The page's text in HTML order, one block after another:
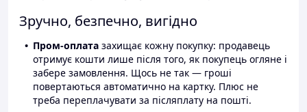
Зручно, безпечно, вигідно
Пром-оплата захищає кожну покупку: продавець
отримує кошти лише після того, як покупець огляне і
забере замовлення. Щось не так — гроші
повертаються автоматично на картку. Плюс не
треба переплачувати за післяплату на пошті.